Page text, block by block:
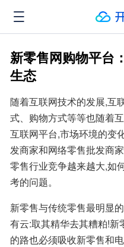
新零售网购物平台
生态
随着互联网技术的发展,互
式、购物方式等等也随着
互联网平台,市场环境的变
发商家和网络零售批发商
零售行业竞争越来越大,如
考的问题。
新零售与传统零售最明显
有云:取其精华去其糟粕!
的路也必须吸收新零售和